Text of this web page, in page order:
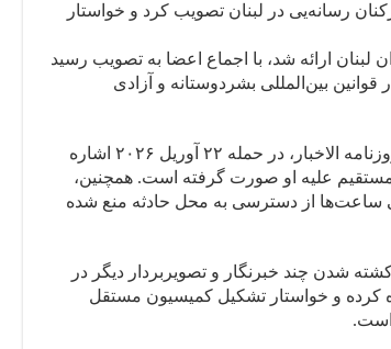
رسانه‌یی در لبنان تصویب کرد و خواستار
لبنان ارائه شد، با اجماع اعضا به تصویب رسید
بین‌المللی بشردوستانه و آزادی
در این بیانیه به کشته شدن امل خلیل، خبرنگار روزنامه الاخبار، در حمله ۲۲ آوریل ۲۰۲۶ اشاره
علیه او صورت گرفته است. همچنین،
از دسترسی به محل حادثه منع شده
شدن چند خبرنگار و تصویربردار دیگر در
کرده و خواستار تشکیل کمیسیون مستقل
است.